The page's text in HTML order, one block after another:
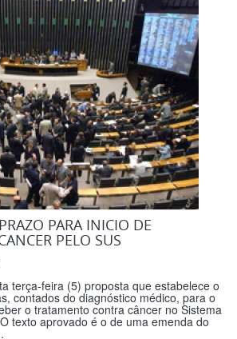
PARA INICIO DE
PELO SUS
terça-feira (5) proposta que estabelece o
contados do diagnóstico médico, para o
o tratamento contra câncer no Sistema
texto aprovado é o de uma emenda do